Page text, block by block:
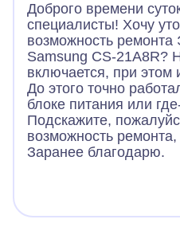
Доброго времени
специалисты! Хочу
возможность ремонта
Samsung CS-21A8R?
включается, при этом
До этого точно
блоке питания или
Подскажите,
возможность ремонта,
Заранее благодарю.